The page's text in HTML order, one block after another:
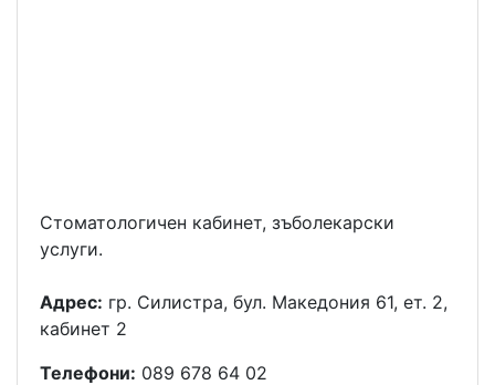
Стоматологичен кабинет, зъболекарски
услуги.
Адрес: гр. Силистра, бул. Македония 61, ет. 2,
кабинет 2
Телефони: 089 678 64 02